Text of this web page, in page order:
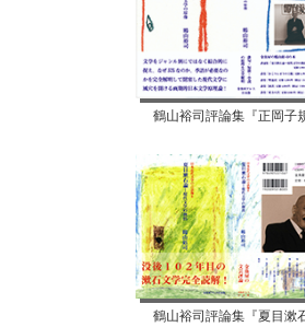
鶴山裕司評論集『正岡子
鶴山裕司評論集『夏目漱